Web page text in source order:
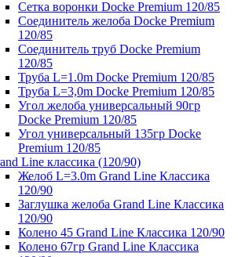
Сетка воронки Docke Premium 120/85
Соединитель желоба Docke Premium
120/85
Соединитель труб Docke Premium
120/85
Труба L=1.0m Docke Premium 120/85
Труба L=3,0m Docke Premium 120/85
Угол желоба универсальный 90гр
Docke Premium 120/85
Угол универсальный 135гр Docke
Premium 120/85
Line классика (120/90)
Желоб L=3.0m Grand Line Классика
120/90
Заглушка желоба Grand Line Классика
120/90
Колено 45 Grand Line Классика 120/90
Колено 67гр Grand Line Классика